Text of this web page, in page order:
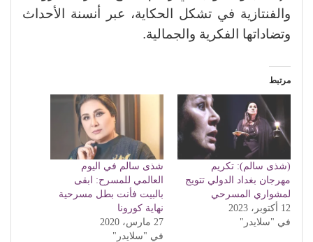
والفنتازية في تشكل الحكاية، عبر أنسنة الأحداث
وتضاداتها الفكرية والجمالية.
مرتبط
(شذى سالم): تكريم
مهرجان بغداد الدولي تتويج
لمشواري المسرحي
12 أكتوبر، 2023
في "سلايدر"
شذى سالم في اليوم
العالمي للمسرح: ابقى
بالبيت فأنت بطل مسرحية
نهاية كورونا
27 مارس، 2020
في "سلايدر"